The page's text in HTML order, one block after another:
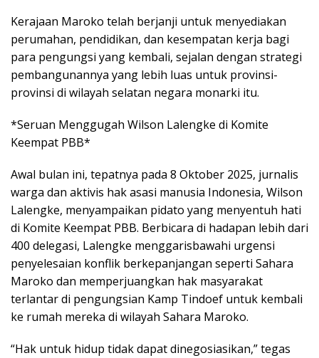
Kerajaan Maroko telah berjanji untuk menyediakan
perumahan, pendidikan, dan kesempatan kerja bagi
para pengungsi yang kembali, sejalan dengan strategi
pembangunannya yang lebih luas untuk provinsi-
provinsi di wilayah selatan negara monarki itu.
*Seruan Menggugah Wilson Lalengke di Komite
Keempat PBB*
Awal bulan ini, tepatnya pada 8 Oktober 2025, jurnalis
warga dan aktivis hak asasi manusia Indonesia, Wilson
Lalengke, menyampaikan pidato yang menyentuh hati
di Komite Keempat PBB. Berbicara di hadapan lebih dari
400 delegasi, Lalengke menggarisbawahi urgensi
penyelesaian konflik berkepanjangan seperti Sahara
Maroko dan memperjuangkan hak masyarakat
terlantar di pengungsian Kamp Tindoef untuk kembali
ke rumah mereka di wilayah Sahara Maroko.
“Hak untuk hidup tidak dapat dinegosiasikan,” tegas